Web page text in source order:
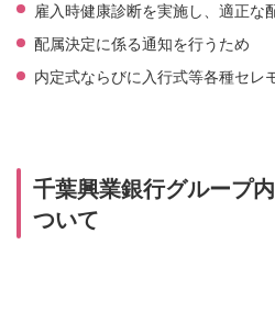
雇入時健康診断を実施し、適正な
配属決定に係る通知を行うため
内定式ならびに入行式等各種セレ
千葉興業銀行グループ
ついて